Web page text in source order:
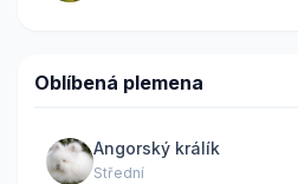
Oblíbená plemena
Angorský králík
Střední